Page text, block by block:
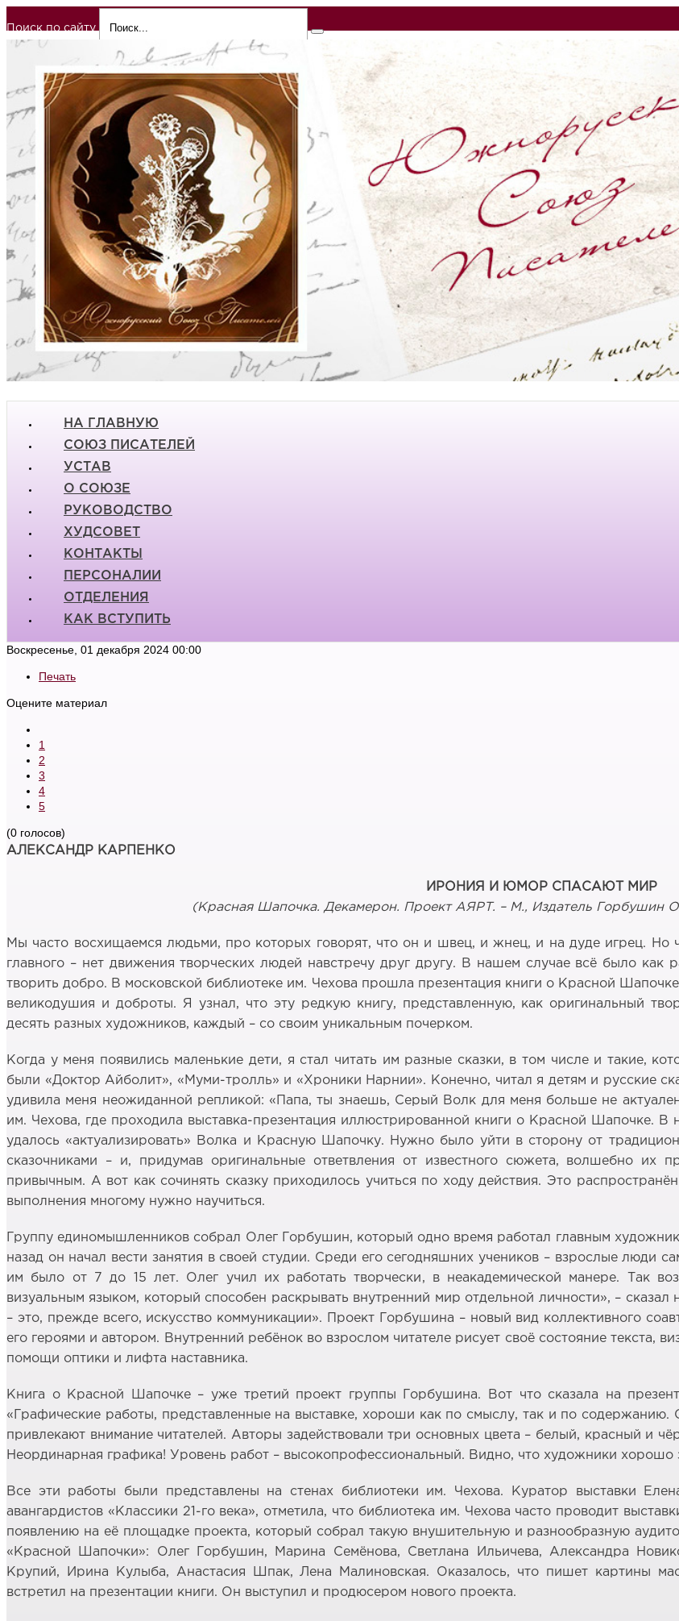
Поиск по сайту
НА ГЛАВНУЮ
СОЮЗ ПИСАТЕЛЕЙ
УСТАВ
О СОЮЗЕ
РУКОВОДСТВО
ХУДСОВЕТ
КОНТАКТЫ
ПЕРСОНАЛИИ
ОТДЕЛЕНИЯ
КАК ВСТУПИТЬ
Воскресенье, 01 декабря 2024 00:00
Печать
Оцените материал
1
2
3
4
5
(0 голосов)
АЛЕКСАНДР КАРПЕНКО
ИРОНИЯ И ЮМОР СПАСАЮТ МИР
(Красная Шапочка. Декамерон. Проект АЯРТ. – М., Издатель Горбушин
Мы часто восхищаемся людьми, про которых говорят, что он и швец, и жнец, и на дуде игрец. Но
главного – нет движения творческих людей навстречу друг другу. В нашем случае всё было
творить добро. В московской библиотеке им. Чехова прошла презентация книги о Красной
великодушия и доброты. Я узнал, что эту редкую книгу, представленную, как оригинальный
десять разных художников, каждый – со своим уникальным почерком.
Когда у меня появились маленькие дети, я стал читать им разные сказки, в том числе и такие,
были «Доктор Айболит», «Муми-тролль» и «Хроники Нарнии». Конечно, читал я детям и русские
удивила меня неожиданной репликой: «Папа, ты знаешь, Серый Волк для меня больше не
им. Чехова, где проходила выставка-презентация иллюстрированной книги о Красной Шапочке. В
удалось «актуализировать» Волка и Красную Шапочку. Нужно было уйти в сторону от
сказочниками – и, придумав оригинальные ответвления от известного сюжета, волшебно их
привычным. А вот как сочинять сказку приходилось учиться по ходу действия. Это
выполнения многому нужно научиться.
Группу единомышленников собрал Олег Горбушин, который одно время работал главным
назад он начал вести занятия в своей студии. Среди его сегодняшних учеников – взрослые люди
им было от 7 до 15 лет. Олег учил их работать творчески, в неакадемической манере. Так
визуальным языком, который способен раскрывать внутренний мир отдельной личности», –
– это, прежде всего, искусство коммуникации». Проект Горбушина – новый вид коллективного
его героями и автором. Внутренний ребёнок во взрослом читателе рисует своё состояние текста,
помощи оптики и лифта наставника.
Книга о Красной Шапочке – уже третий проект группы Горбушина. Вот что сказала на
«Графические работы, представленные на выставке, хороши как по смыслу, так и по
привлекают внимание читателей. Авторы задействовали три основных цвета – белый, красный и
Неординарная графика! Уровень работ – высокопрофессиональный. Видно, что художники хорошо
Все эти работы были представлены на стенах библиотеки им. Чехова. Куратор выставки
авангардистов «Классики 21-го века», отметила, что библиотека им. Чехова часто проводит
появлению на её площадке проекта, который собрал такую внушительную и разнообразную
«Красной Шапочки»: Олег Горбушин, Марина Семёнова, Светлана Ильичева, Александра
Крупий, Ирина Кулыба, Анастасия Шпак, Лена Малиновская. Оказалось, что пишет картины
встретил на презентации книги. Он выступил и продюсером нового проекта.